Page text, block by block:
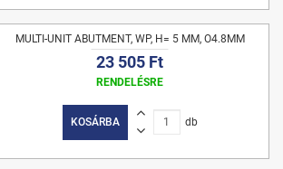
MULTI-UNIT ABUTMENT, WP, H= 5 MM, O4.8MM
23 505 Ft
RENDELÉSRE
KOSÁRBA db